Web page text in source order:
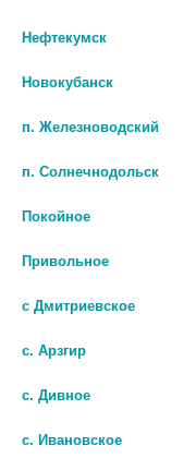
РИНОМАРИС АДВАНС СПРЕЙ
МЛ+0.1МГ/МЛ 15МЛ.
290 руб.
шт
В КОРЗИНУ
Нефтекумск
Новокубанск
п. Железноводский
п. Солнечнодольск
Покойное
Привольное
с Дмитриевское
с. Арзгир
с. Дивное
с. Ивановское